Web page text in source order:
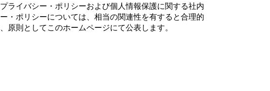
ライバシー・ポリシーおよび個人情報保護に関する社内
・ポリシーについては、相当の関連性を有すると合理的
則としてこのホームページにて公表します。